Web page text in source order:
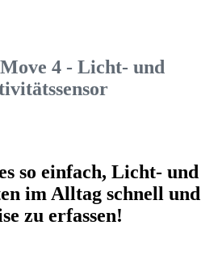
4 - Licht- und
so einfach, Licht- und
im Alltag schnell und
zu erfassen!